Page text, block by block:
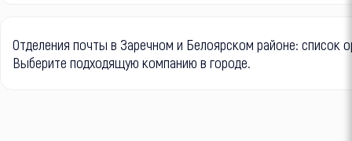
Отделения почты в Заречном и Белоярском районе: список
Выберите подходящую компанию в городе.